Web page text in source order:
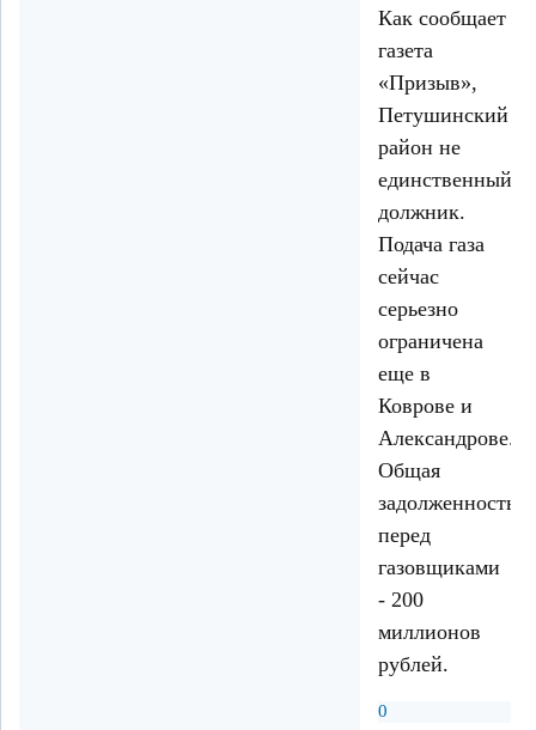
Как сообщает
газета
«Призыв»,
Петушинский
район не
единственный
должник.
Подача газа
сейчас
серьезно
ограничена
еще в
Коврове и
Александрове.
Общая
задолженность
перед
газовщиками
- 200
миллионов
рублей.
0